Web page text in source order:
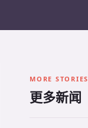
MORE STORIES
更多新闻